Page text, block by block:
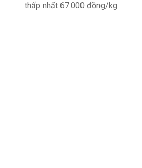
thấp nhất 67.000 đồng/kg